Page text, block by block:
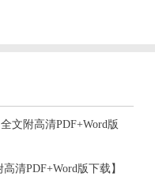
文附高清PDF+Word版
清PDF+Word版下载】